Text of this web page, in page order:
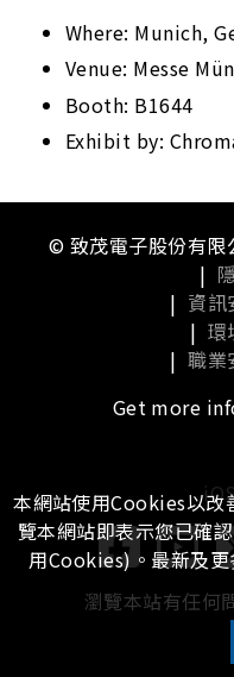
Where: Munich,
Venue: Messe
Booth: B1644
Exhibit by:
© 致茂電子股份有限
|
| 資訊
| 環
| 職業
Get more
瀏覽本站有任何
本網站使用Cookies以改
覽本網站即表示您已確
用Cookies)。最新及